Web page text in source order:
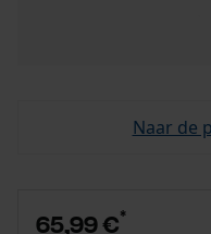
Naar de
65,99 €*